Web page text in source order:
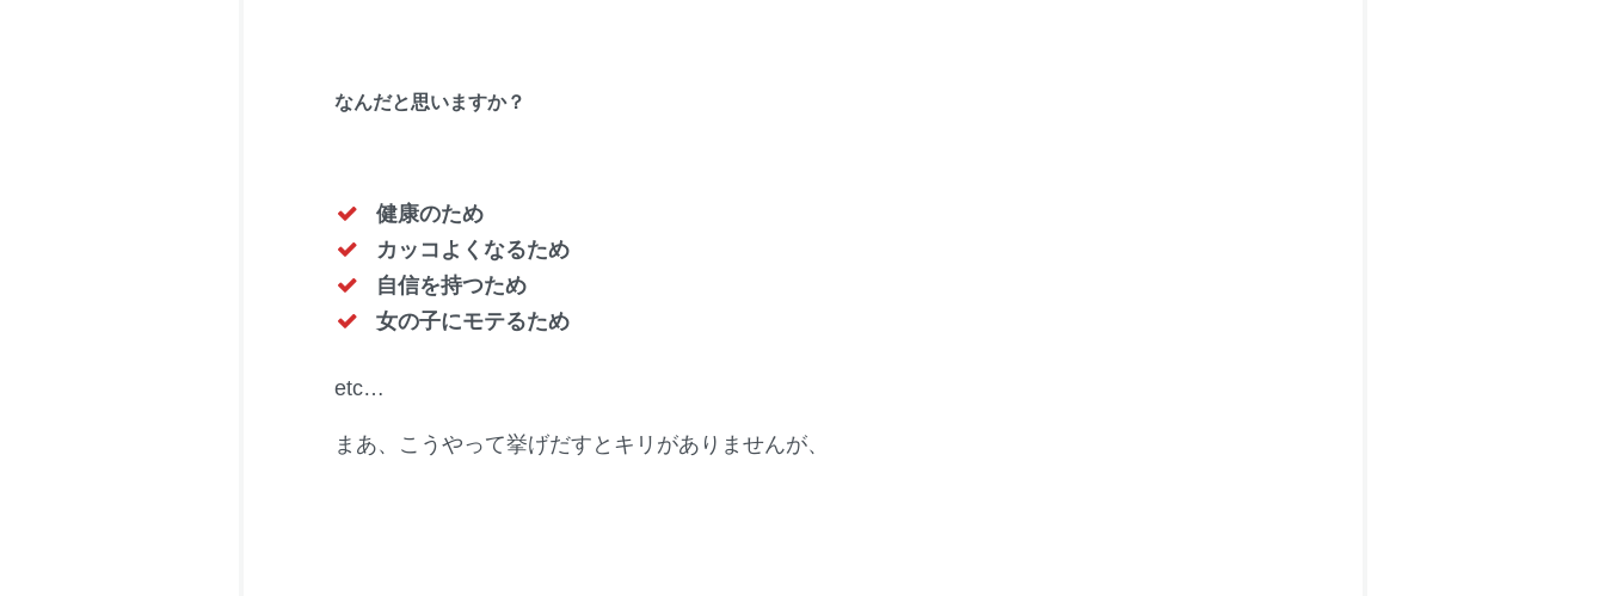
なんだと思いますか？
健康のため
カッコよくなるため
自信を持つため
女の子にモテるため
etc…
まあ、こうやって挙げだすとキリがありませんが、